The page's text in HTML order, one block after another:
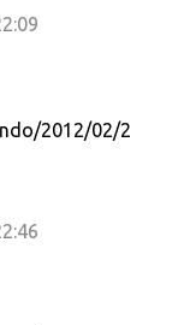
2012/02/2